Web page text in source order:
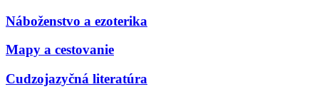
Náboženstvo a ezoterika
Mapy a cestovanie
Cudzojazyčná literatúra